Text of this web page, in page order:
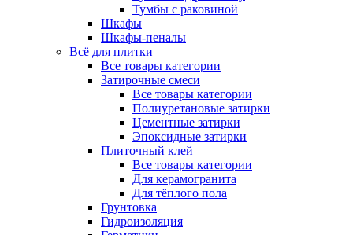
Тумбы с раковиной
Шкафы
Шкафы-пеналы
Всё для плитки
Все товары категории
Затирочные смеси
Все товары категории
Полиуретановые затирки
Цементные затирки
Эпоксидные затирки
Плиточный клей
Все товары категории
Для керамогранита
Для тёплого пола
Грунтовка
Гидроизоляция